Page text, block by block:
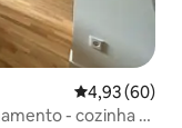
4,93 de uma
4,93 (60)
- cozinha -